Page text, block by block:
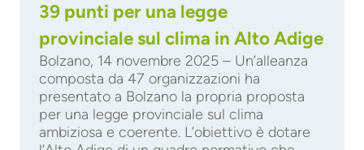
39 punti per una legge
provinciale sul clima in Alto Adige
Bolzano, 14 novembre 2025 – Un’alleanza
composta da 47 organizzazioni ha
presentato a Bolzano la propria proposta
per una legge provinciale sul clima
ambiziosa e coerente. L’obiettivo è dotare